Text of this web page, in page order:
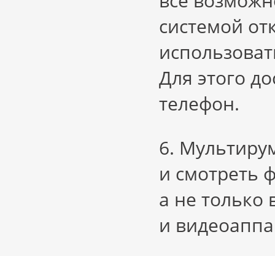
системой
Для этого
телефон.
6.
и смотреть
а не только
и